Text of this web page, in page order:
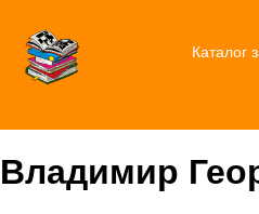
Каталог
Владимир